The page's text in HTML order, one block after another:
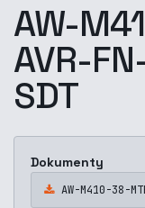
AW-
AVR-
SDT
Dokumenty
AW-M410-38-